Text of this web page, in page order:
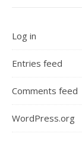
Log in
Entries feed
Comments feed
WordPress.org